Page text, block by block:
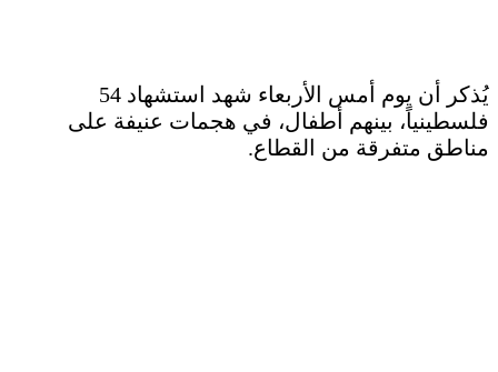
يُذكر أن يوم أمس الأربعاء شهد استشهاد 54
فلسطينياً، بينهم أطفال، في هجمات عنيفة على
مناطق متفرقة من القطاع.